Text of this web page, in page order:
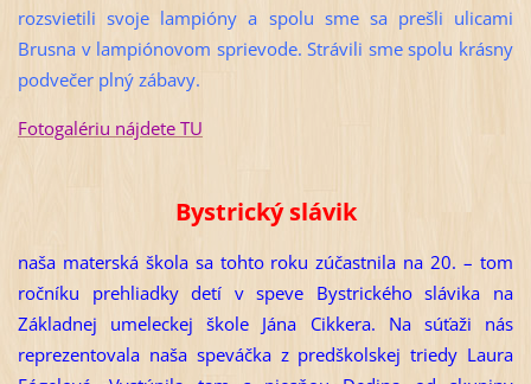
rozsvietili svoje lampióny a spolu sme sa prešli ulicami
Brusna v lampiónovom sprievode. Strávili sme spolu krásny
podvečer plný zábavy.
Fotogalériu nájdete TU
Bystrický slávik
naša materská škola sa tohto roku zúčastnila na 20. – tom
ročníku prehliadky detí v speve Bystrického slávika na
Základnej umeleckej škole Jána Cikkera. Na súťaži nás
reprezentovala naša speváčka z predškolskej triedy Laura